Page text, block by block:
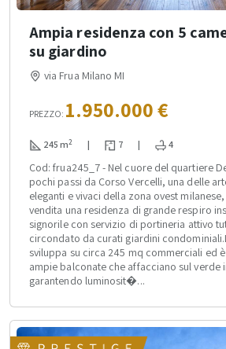
Ampia residenza con 5
su giardino
via Frua Milano MI
PREZZO: 1.950.000 €
245 m2 | 7 | 4
Cod: frua245_7 - Nel cuore del quartiere
pochi passi da Corso Vercelli, una delle
eleganti e vivaci della zona ovest
vendita una residenza di grande respiro
signorile con servizio di portineria attivo
circondato da curati giardini
sviluppa su circa 245 mq commerciali ed
ampie balconate che affacciano sul verde
garantendo luminosit�...